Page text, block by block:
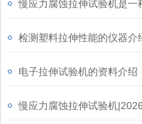
电子拉伸试验机的资料介绍